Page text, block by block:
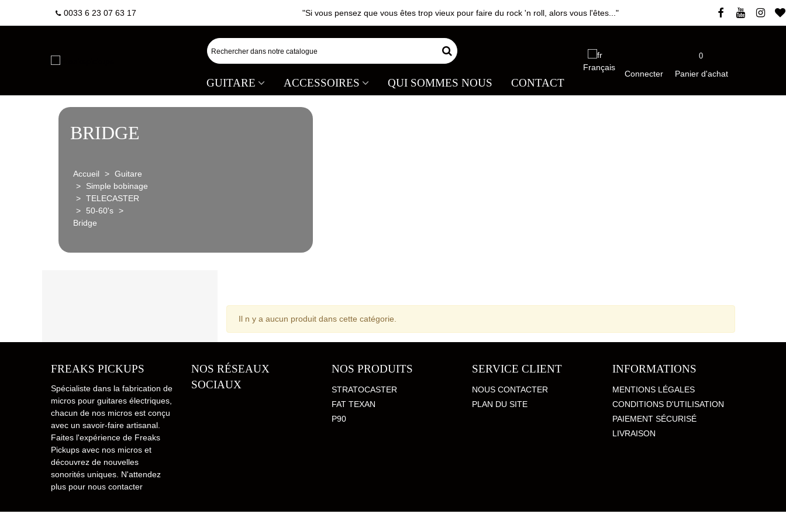
0033 6 23 07 63 17 "Si vous pensez que vous êtes trop vieux pour faire du rock 'n roll, alors vous l'êtes..."
GUITARE ACCESSOIRES QUI SOMMES NOUS CONTACT
Français
Connecter
0
Panier d'achat
BRIDGE
Accueil > Guitare
>
Simple bobinage
> TELECASTER
>
50-60's >
Bridge
Il n y a aucun produit dans cette catégorie.
FREAKS PICKUPS
Spécialiste dans la fabrication de
micros pour guitares électriques,
chacun de nos micros est conçu
avec un savoir-faire artisanal.
Faites l'expérience de Freaks
Pickups avec nos micros et
découvrez de nouvelles
sonorités uniques. N'attendez
plus pour nous contacter
NOS RÉSEAUX
SOCIAUX
NOS PRODUITS
STRATOCASTER
FAT TEXAN
P90
SERVICE CLIENT
NOUS CONTACTER
PLAN DU SITE
INFORMATIONS
MENTIONS LÉGALES
CONDITIONS D'UTILISATION
PAIEMENT SÉCURISÉ
LIVRAISON